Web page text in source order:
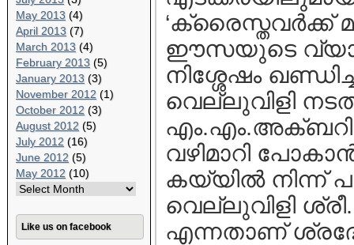
May 2013 (4)
April 2013 (7)
March 2013 (4)
February 2013 (5)
January 2013 (3)
November 2012 (1)
October 2012 (3)
August 2012 (5)
July 2012 (16)
June 2012 (5)
May 2012 (10)
Like us on facebook
‘ക്രൈസ്തവര്‍ക്ക്
ഈസയുടെ
നിശ്ശേഷം
വെല്ലുവിളി
വഴിമാറി
കയ്യില്‍ നിന്ന്
വെല്ലുവിളി
എന്നതാണ്